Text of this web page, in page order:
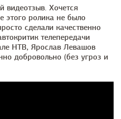
видеотзыв. Хочется
этого ролика не было
сделали качественно
телепередачи
НТВ, Ярослав Левашов
добровольно (без угроз и